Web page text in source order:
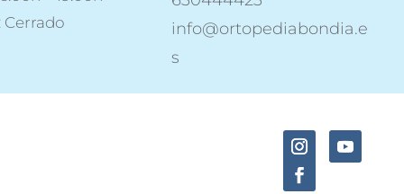
Cerrado
info@ortopediabondia.e
s